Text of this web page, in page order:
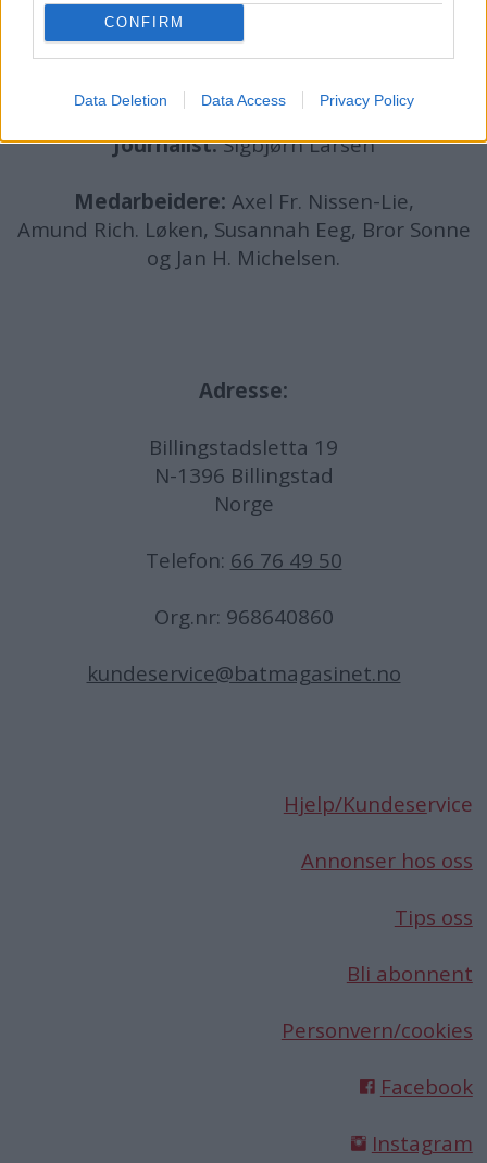
CONFIRM
Data Deletion Data Access Privacy Policy
det lenkes til.
Ansvarlig redaktør: Ole Henrik Nissen-Lie
Journalist:Sigbjørn Larsen
Medarbeidere: Axel Fr. Nissen-Lie,
Amund Rich. Løken, Susannah Eeg, Bror Sonne
og Jan H. Michelsen.
Adresse:
Billingstadsletta 19
N-1396 Billingstad
Norge
Telefon: 66 76 49 50
Org.nr: 968640860
kundeservice@batmagasinet.no
Hjelp/Kundeservice
Annonser hos oss
Tips oss
Bli abonnent
Personvern/cookies
Facebook
Instagram